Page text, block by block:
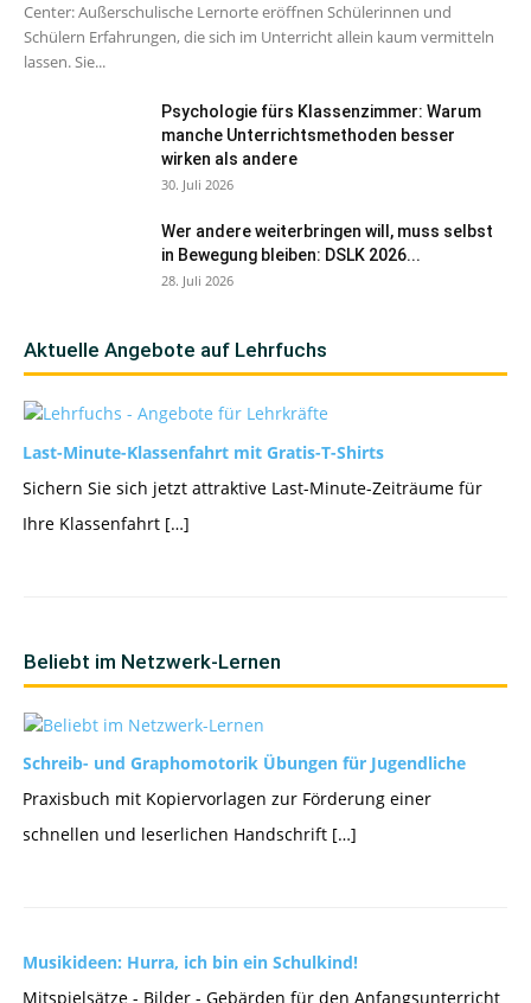
Center: Außerschulische Lernorte eröffnen Schülerinnen und
Schülern Erfahrungen, die sich im Unterricht allein kaum vermitteln
lassen. Sie...
Psychologie fürs Klassenzimmer: Warum
manche Unterrichtsmethoden besser
wirken als andere
30. Juli 2026
Wer andere weiterbringen will, muss selbst
in Bewegung bleiben: DSLK 2026...
28. Juli 2026
Aktuelle Angebote auf Lehrfuchs
Last-Minute-Klassenfahrt mit Gratis-T-Shirts
Sichern Sie sich jetzt attraktive Last-Minute-Zeiträume für
Ihre Klassenfahrt […]
Beliebt im Netzwerk-Lernen
Schreib- und Graphomotorik Übungen für Jugendliche
Praxisbuch mit Kopiervorlagen zur Förderung einer
schnellen und leserlichen Handschrift […]
Musikideen: Hurra, ich bin ein Schulkind!
Mitspielsätze - Bilder - Gebärden für den Anfangsunterricht